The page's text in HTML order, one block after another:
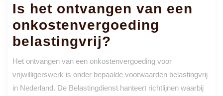
Is het ontvangen van een
onkostenvergoeding
belastingvrij?
Het ontvangen van een onkostenvergoeding voor
vrijwilligerswerk is onder bepaalde voorwaarden belastingvrij
in Nederland. De Belastingdienst hanteert richtlijnen waarbij